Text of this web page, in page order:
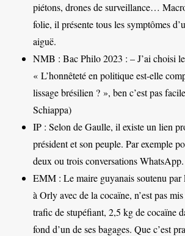
piétons, drones de surveillance…
folie, il présente tous les symptômes
aiguë.
NMB : Bac Philo 2023 : – J’ai choisi
« L’honnêteté en politique est-elle
lissage brésilien ? », ben c’est pas
Schiappa)
IP : Selon de Gaulle, il existe un lien
président et son peuple. Par exemple
deux ou trois conversations WhatsApp.
EMM : Le maire guyanais soutenu
à Orly avec de la cocaïne, n’est pas
trafic de stupéfiant, 2,5 kg de cocaïne
fond d’un de ses bagages. Que c’est